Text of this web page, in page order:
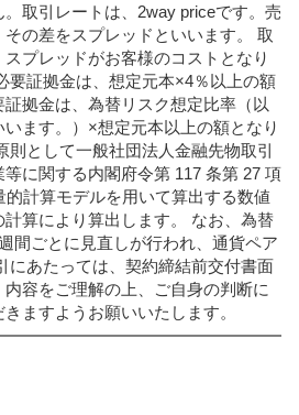
取引レートは、2way priceです。売
の差をスプレッドといいます。 取
プレッドがお客様のコストとなり
要証拠金は、想定元本×4％以上の額
拠金は、為替リスク想定比率（以
ます。）×想定元本以上の額となり
則として一般社団法人金融先物取引
に関する内閣府令第 117 条第 27 項
計算モデルを用いて算出する数値
算により算出します。 なお、為替
間ごとに見直しが行われ、通貨ペア
にあたっては、契約締結前交付書面
容をご理解の上、ご自身の判断に
ますようお願いいたします。